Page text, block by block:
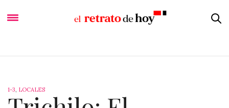
1-3, LOCALES